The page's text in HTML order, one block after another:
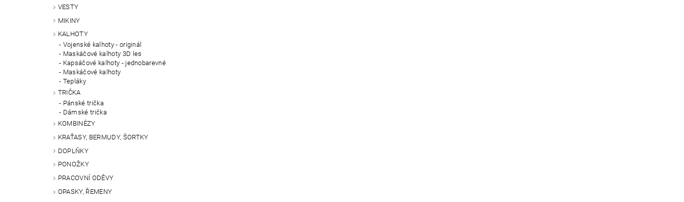
VESTY
MIKINY
KALHOTY
Vojenské kalhoty - originál
Maskáčové kalhoty 3D les
Kapsáčové kalhoty - jednobarevné
Maskáčové kalhoty
Tepláky
TRIČKA
Pánské trička
Dámské trička
KOMBINÉZY
KRAŤASY, BERMUDY, ŠORTKY
DOPLŇKY
PONOŽKY
PRACOVNÍ ODĚVY
OPASKY, ŘEMENY